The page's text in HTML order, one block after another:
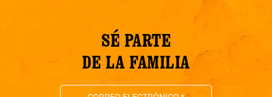
SÉ PARTE
DE LA FAMILIA